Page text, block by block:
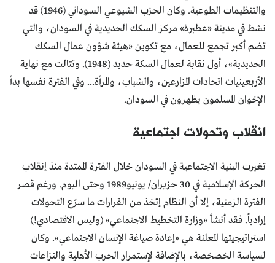
والتنظيمات الطوعية. وكان الحزب الشيوعي السوداني (1946) قد
نشط في مدينة «عطبرة» مركز السكك الحديدية في السودان، والتي
تضم أكبر تجمع للعمال، مع تكوين «هيئة شؤون عمال السكك
الحديدية»، أول نقابة لعمال السكة حديد (1948). وتتالت مع نهاية
الأربعينيات اتحادات المزارعين، والشباب، والمرأة... وفي الفترة نفسها بدأ
الإخوان المسلمون يظهرون في السودان.
انقلاب وتحولات اجتماعية
تغيرت البنية الاجتماعية في السودان خلال الفترة الممتدة منذ إنقلاب
الحركة الإسلامية في 30 حزيران/ يونيو1989 وحتى اليوم. ورغم قصر
الفترة الزمنية، إلا أن النظام إتخذ من القرارات ما سرّع التحولات
إرادياً. فقد أنشأ «وزارة التخطيط الاجتماعي» (وليس الاقتصادي!)
استراتيجيتها المعلنة هي «إعادة صياغة الإنسان الاجتماعي». وكان
لسياسة الخصخصة، بالإضافة لإستمرار الحرب الأهلية والنزاعات